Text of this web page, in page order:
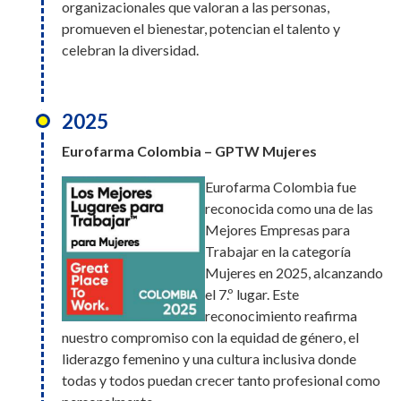
accidentes de trabajo, además de iniciativas de
sostenibilidad y preservación ambiental, y la 12.ª
edición del Premio Bumerangue.
Eurofarma Bolivia – GPTW
participación en el ranking de
Great Place to Work,
alcanzamos el 14.º lugar entre
las mejores empresas para
trabajar en el país. Un resultado que refleja la
dedicación de un equipo que actúa con pasión,
propósito y colaboración.
2025
alcanzando el 3.er
lugar. Este reconocimiento reafirma nuestro
compromiso con la equidad de género, el
profesional como personalmente.
2025
M&A Connect Awards
Eurofarma fue galardonada
con el premio a la Mejor
Estrategia (Low Cap) del año
en los M&A Connect Awards.
El reconocimiento llegó tras
tres grandes adquisiciones
realizadas por Eurofarma en los últimos años: Genfar,
organizacionales que valoran a las personas,
promueven el bienestar, potencian el talento y
celebran la diversidad.
2025
Eurofarma Colombia – GPTW Mujeres
Eurofarma Colombia fue
reconocida como una de las
Mejores Empresas para
Trabajar en la categoría
Mujeres en 2025, alcanzando
el 7.º lugar. Este
reconocimiento reafirma
nuestro compromiso con la equidad de género, el
liderazgo femenino y una cultura inclusiva donde
todas y todos puedan crecer tanto profesional como